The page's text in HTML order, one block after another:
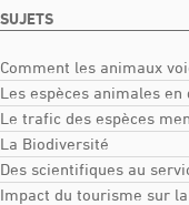
SUJETS
Comment les animaux
Les espèces animales en
Le trafic des espèces
La Biodiversité
Des scientifiques au
Impact du tourisme sur